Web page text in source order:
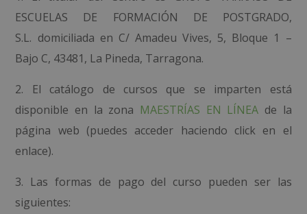
ESCUELAS DE FORMACIÓN DE POSTGRADO,
S.L. domiciliada en C/ Amadeu Vives, 5, Bloque 1 –
Bajo C, 43481, La Pineda, Tarragona.
2. El catálogo de cursos que se imparten está
disponible en la zona MAESTRÍAS EN LÍNEA de la
página web (puedes acceder haciendo click en el
enlace).
3. Las formas de pago del curso pueden ser las
siguientes: